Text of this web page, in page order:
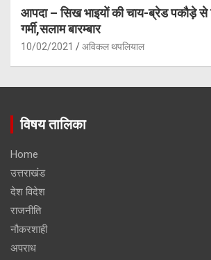
आपदा – सिख भाइयों की चाय-ब्रेड पकौड़े से
गर्मी,सलाम बारम्बार
10/02/2021 अविकल थपलियाल
विषय तालिका
Home
उत्तराखंड
देश विदेश
राजनीति
नौकरशाही
अपराध